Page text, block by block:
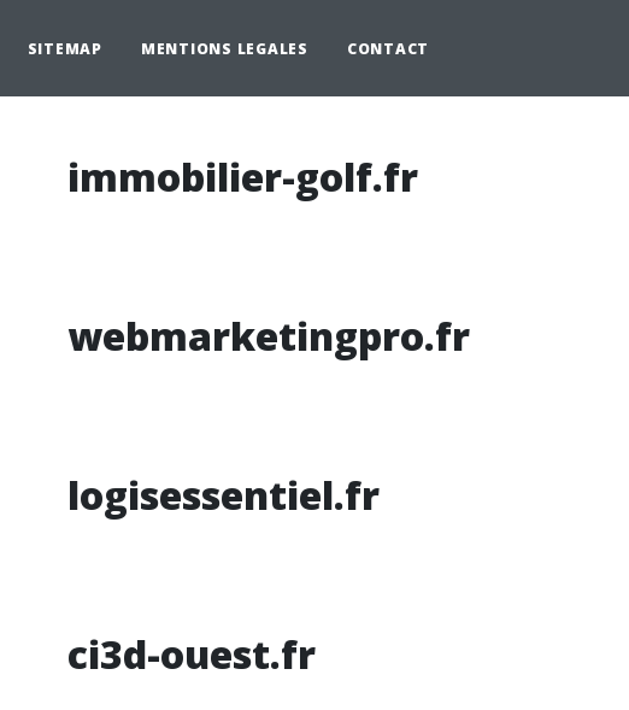
SITEMAP MENTIONS LEGALES CONTACT
immobilier-golf.fr
webmarketingpro.fr
logisessentiel.fr
ci3d-ouest.fr